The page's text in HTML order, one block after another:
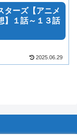
ーズ【アニメ
】１話～１３話
2025.06.29